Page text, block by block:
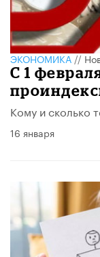
ЭКОНОМИКА//
С 1
Кому и сколько
16 января